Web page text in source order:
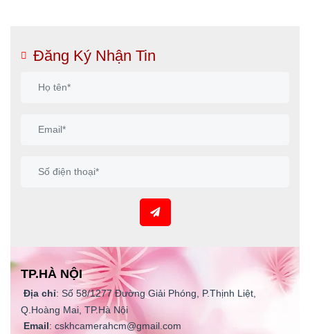
Đăng Ký Nhận Tin
TP.HÀ NỘI
Địa chỉ: Số 58/1277 Đường Giải Phóng, P.Thịnh Liệt,
Q.Hoàng Mai, TP.Hà Nội
Email: cskhcamerahcm@gmail.com